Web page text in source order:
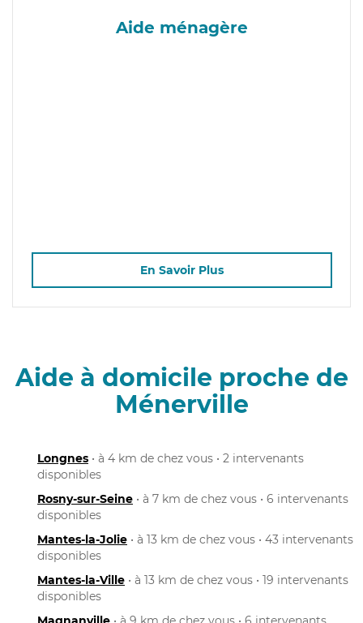
Aide ménagère
En Savoir Plus
Aide à domicile proche de
Ménerville
Longnes • à 4 km de chez vous • 2 intervenants
disponibles
Rosny-sur-Seine • à 7 km de chez vous • 6 intervenants
disponibles
Mantes-la-Jolie • à 13 km de chez vous • 43 intervenants
disponibles
Mantes-la-Ville • à 13 km de chez vous • 19 intervenants
disponibles